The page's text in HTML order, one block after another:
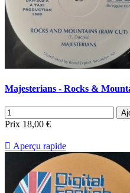
Majesterians - Rocks &
Prix 18,00 €
 Aperçu rapide